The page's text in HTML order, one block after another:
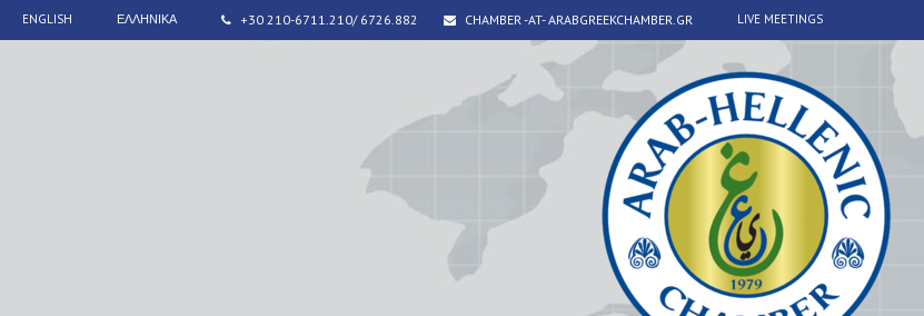
ENGLISH ΕΛΛΗΝΙΚΑ +30 210-6711.210/ 6726.882 CHAMBER -AT- ARABGREEKCHAMBER.GR LIVE MEETINGS